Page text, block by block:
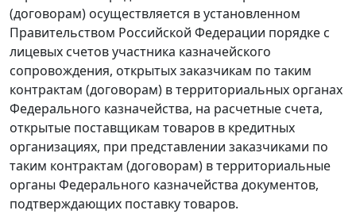
(договорам) осуществляется в установленном
Правительством Российской Федерации порядке с
лицевых счетов участника казначейского
сопровождения, открытых заказчикам по таким
контрактам (договорам) в территориальных органах
Федерального казначейства, на расчетные счета,
открытые поставщикам товаров в кредитных
организациях, при представлении заказчиками по
таким контрактам (договорам) в территориальные
органы Федерального казначейства документов,
подтверждающих поставку товаров.